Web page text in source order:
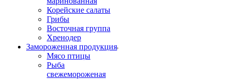
Корейские салаты
Грибы
Восточная группа
Хренодер
Замороженная продукция
Мясо птицы
Рыба
свежемороженая